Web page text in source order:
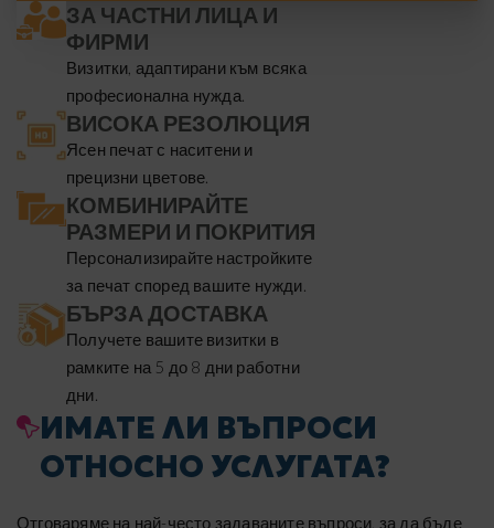
ЗА ЧАСТНИ ЛИЦА И
ФИРМИ
Визитки, адаптирани към всяка
професионална нужда.
ВИСОКА РЕЗОЛЮЦИЯ
Ясен печат с наситени и
прецизни цветове.
КОМБИНИРАЙТЕ
РАЗМЕРИ И ПОКРИТИЯ
Персонализирайте настройките
за печат според вашите нужди.
БЪРЗА ДОСТАВКА
Получете вашите визитки в
рамките на 5 до 8 дни работни
дни.
ИМАТЕ ЛИ ВЪПРОСИ
ОТНОСНО УСЛУГАТА?
Отговаряме на най-често задаваните въпроси, за да бъде